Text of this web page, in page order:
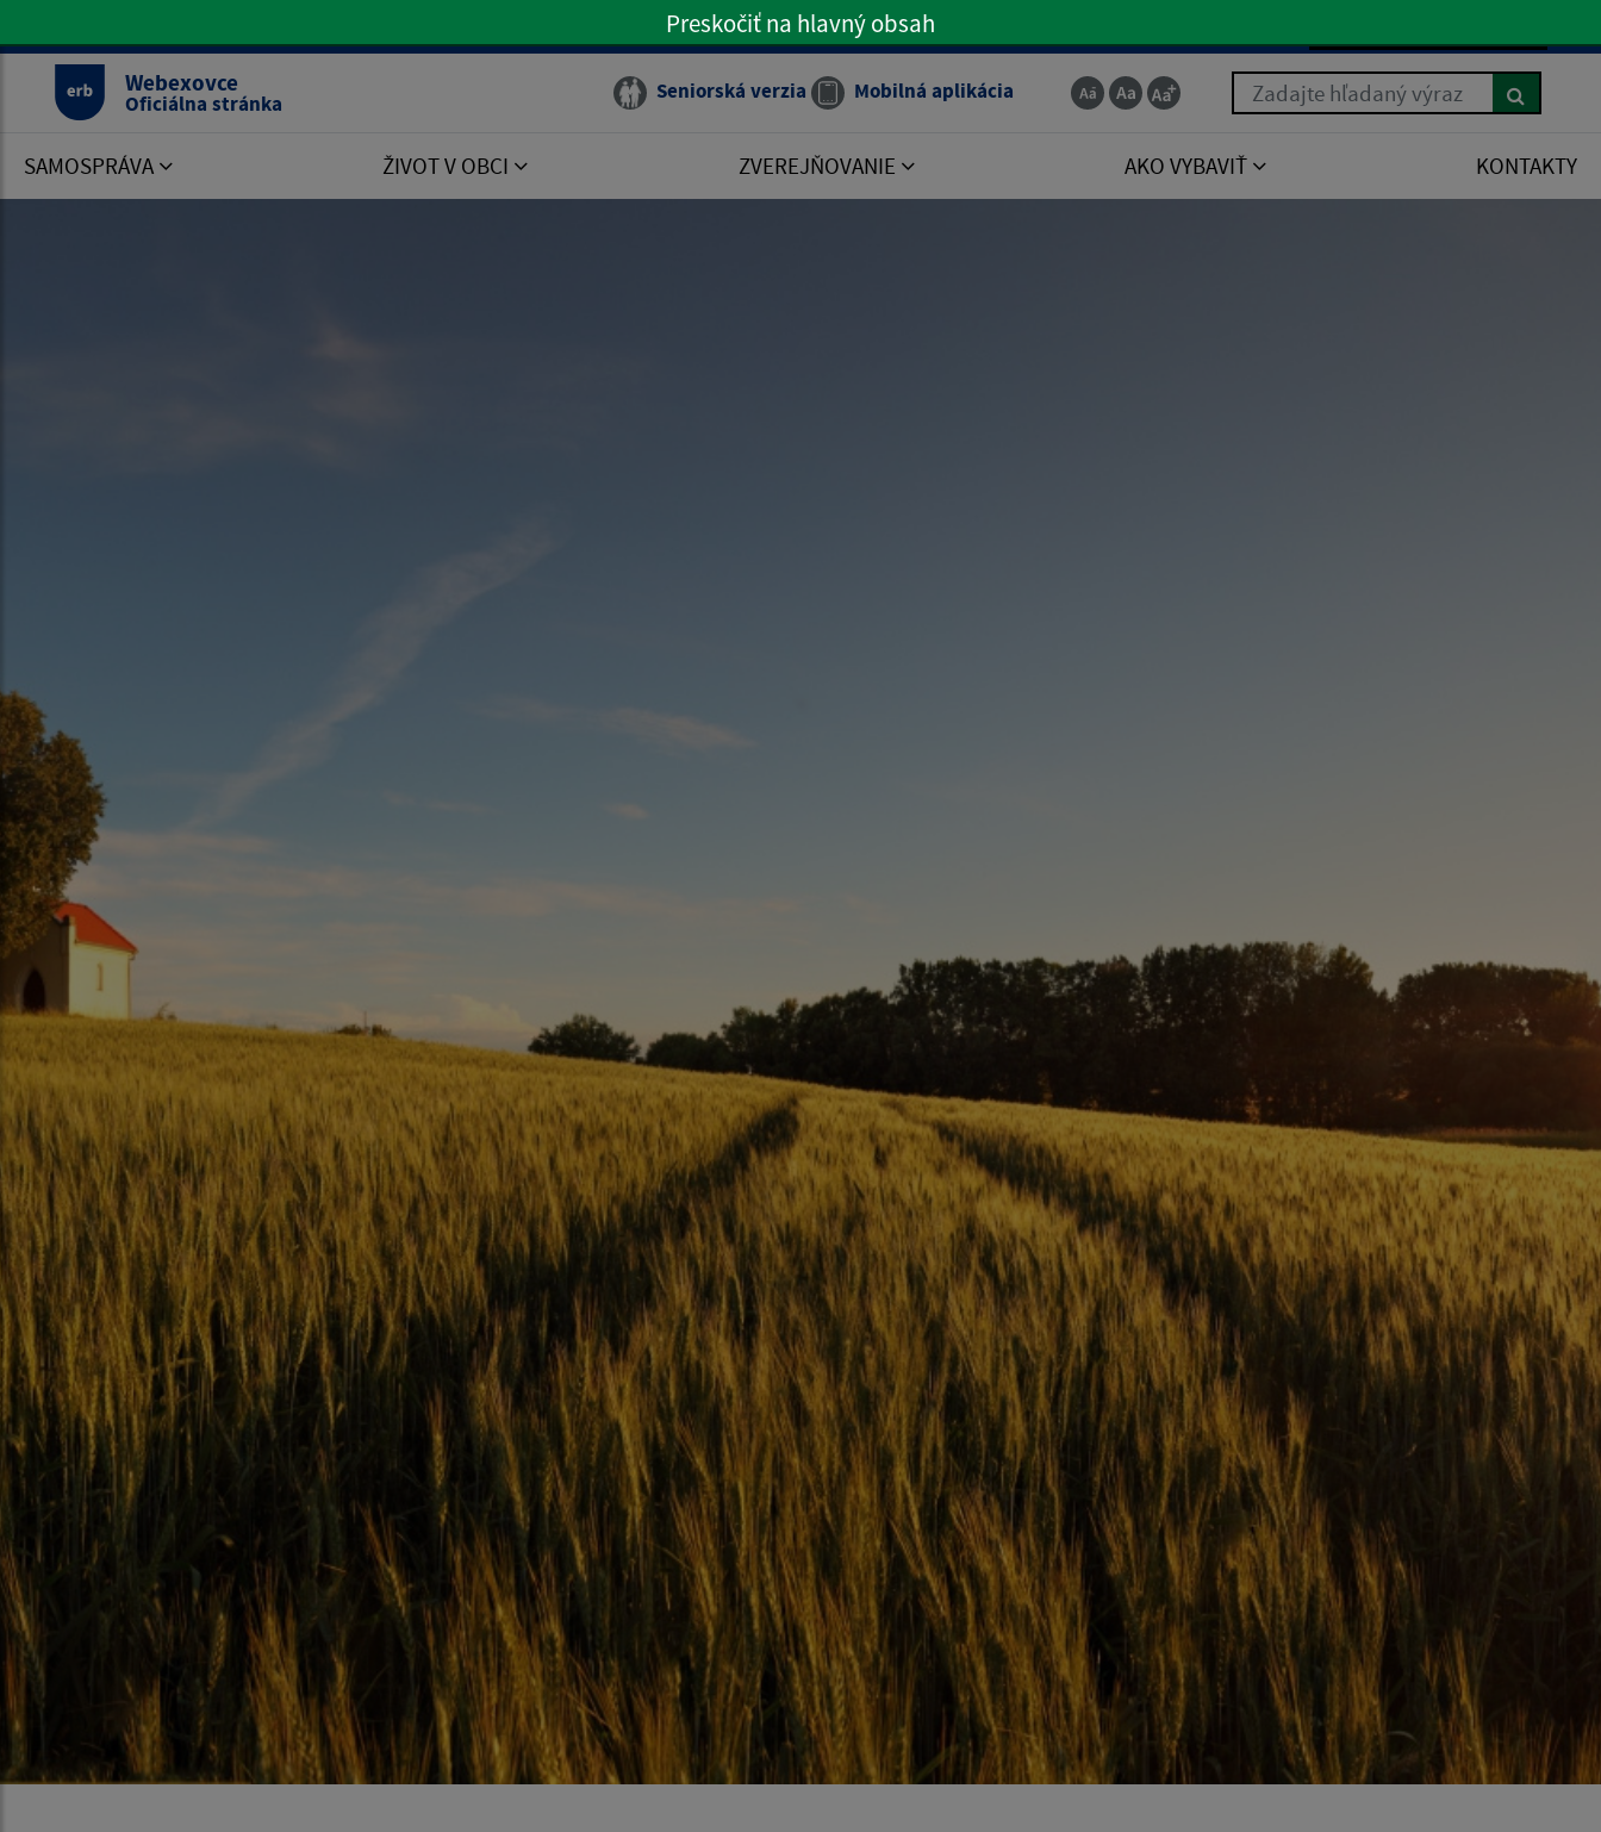
Preskočiť na hlavné menu
Preskočiť na hlavný obsah
Webexovce
Oficiálna stránka Seniorská verzia Mobilná aplikácia Zadajte hľadaný výraz
SAMOSPRÁVA ŽIVOT V OBCI ZVEREJŇOVANIE AKO VYBAVIŤ KONTAKTY